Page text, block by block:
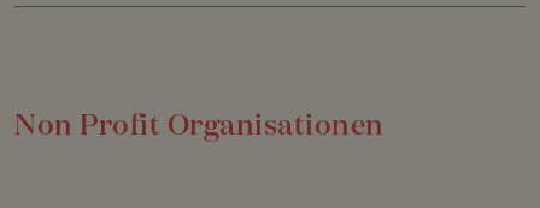
Non Profit Organisationen